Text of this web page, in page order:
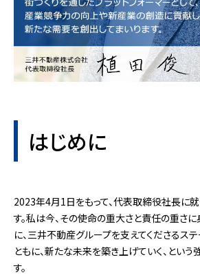
はじめに
2023年4月1日をもって、代表取締役社長に
す。私は今、その使命の重大さと責任の重さ
に、三井不動産グループを支えてくださるス
ともに、新たな未来を築き上げていく、とい
す。